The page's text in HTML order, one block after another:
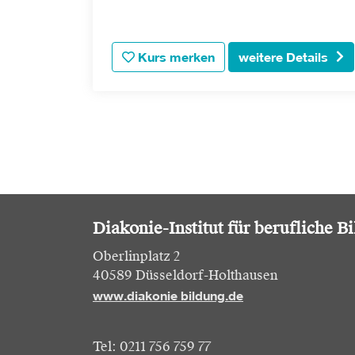
Kurs merken weitere Details
Diakonie-Institut für berufliche
Oberlinplatz 2
40589 Düsseldorf-Holthausen
www.diakonie bildung.de
Tel: 0211 756 759 77